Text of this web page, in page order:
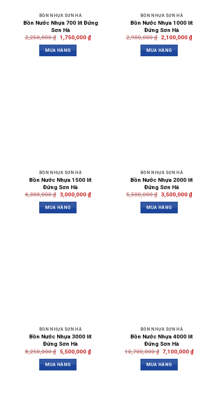
BỒN NHỰA SƠN HÀ
Bồn Nước Nhựa 700 lít Đứng
Sơn Hà
2,250,000₫ 1,750,000 ₫
MUA HÀNG
BỒN NHỰA SƠN HÀ
Bồn Nước Nhựa 1000 lít
Đứng Sơn Hà
2,900,000₫ 2,100,000 ₫
MUA HÀNG
BỒN NHỰA SƠN HÀ
Bồn Nước Nhựa 1500 lít
Đứng Sơn Hà
4,300,000₫ 3,000,000 ₫
MUA HÀNG
BỒN NHỰA SƠN HÀ
Bồn Nước Nhựa 2000 lít
Đứng Sơn Hà
5,500,000₫ 3,500,000 ₫
MUA HÀNG
BỒN NHỰA SƠN HÀ
Bồn Nước Nhựa 3000 lít
Đứng Sơn Hà
8,250,000₫ 5,500,000 ₫
MUA HÀNG
BỒN NHỰA SƠN HÀ
Bồn Nước Nhựa 4000 lít
Đứng Sơn Hà
10,700,000₫ 7,100,000₫
MUA HÀNG